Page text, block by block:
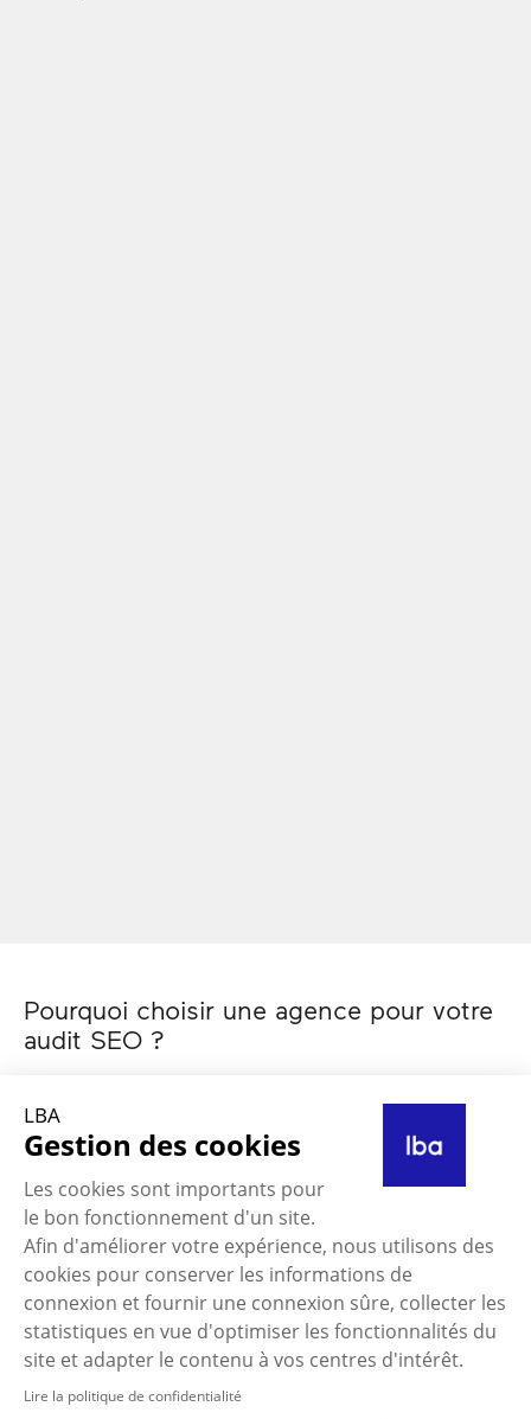
Pourquoi choisir une agence pour votre
audit SEO ?
Faire appel à une agence d’audit SEO, c’est bénéficier
d’un regard expert, d’outils professionnels et d’une
approche objective pour améliorer le référencement
naturel de votre site. Nos experts identifient les freins
techniques, opportunités sémantiques et axes de
performance afin de bâtir une feuille de route SEO
priorisée, claire et actionnable.
Nos audits visent à :
Diagnostiquer les problèmes bloquant
l’indexation et la visibilité.
LBA
Gestion des cookies
Les cookies sont importants pour
le bon fonctionnement d'un site.
Afin d'améliorer votre expérience, nous utilisons des
cookies pour conserver les informations de
connexion et fournir une connexion sûre, collecter les
statistiques en vue d'optimiser les fonctionnalités du
site et adapter le contenu à vos centres d'intérêt.
Lire la politique de confidentialité